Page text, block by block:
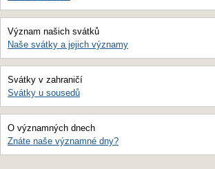
Význam našich svátků
Naše svátky a jejich významy
Svátky v zahraničí
Svátky u sousedů
O významných dnech
Znáte naše významné dny?